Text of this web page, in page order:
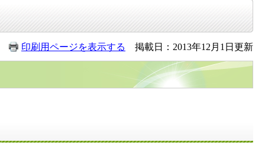
印刷用ページを表示する 掲載日：2013年12月1日更新